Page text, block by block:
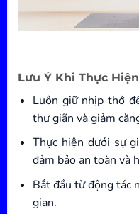
Lưu Ý Khi Thực
Luôn giữ nhịp thở
thư giãn và giảm
Thực hiện dưới sự
đảm bảo an toàn và
Bắt đầu từ động tác
gian.